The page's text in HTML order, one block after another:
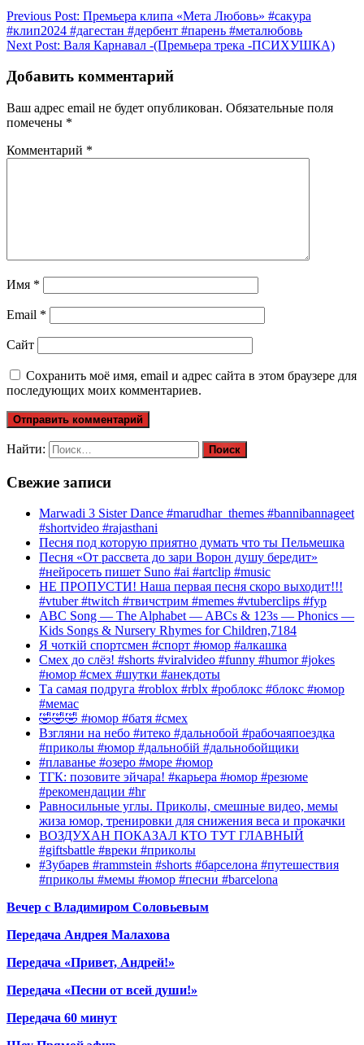
Previous Post: Премьера клипа «Мета Любовь» #сакура
#клип2024 #дагестан #дербент #парень #металюбовь
Next Post: Валя Карнавал -(Премьера трека -ПСИХУШКА)
Добавить комментарий
Ваш адрес email не будет опубликован. Обязательные поля
помечены *
Комментарий *
Имя *
Email *
Сайт
Сохранить моё имя, email и адрес сайта в этом браузере для
последующих моих комментариев.
Найти:
Свежие записи
Marwadi 3 Sister Dance #marudhar_themes #bannibannageet
#shortvideo #rajasthani
Песня под которую приятно думать что ты Пельмешка
Песня «От рассвета до зари Ворон душу бередит»
#нейросеть пишет Suno #ai #artclip #music
НЕ ПРОПУСТИ! Наша первая песня скоро выходит!!!
#vtuber #twitch #твичстрим #memes #vtuberclips #fyp
ABC Song — The Alphabet — ABCs & 123s — Phonics —
Kids Songs & Nursery Rhymes for Children,7184
Я чоткій спортсмен #спорт #юмор #алкашка
Смех до слёз! #shorts #viralvideo #funny #humor #jokes
#юмор #смех #шутки #анекдоты
Та самая подруга #roblox #rblx #роблокс #блокс #юмор
#мемас
🤣🤣🤣 #юмор #батя #смех
Взгляни на небо #итеко #дальнобой #рабочаяпоездка
#приколы #юмор #дальнобій #дальнобойщики
#плаванье #озеро #море #юмор
ТГК: позовите эйчара! #карьера #юмор #резюме
#рекомендации #hr
Равносильные углы. Приколы, смешные видео, мемы
жиза юмор, тренировки для снижения веса и прокачки
ВОЗДУХАН ПОКАЗАЛ КТО ТУТ ГЛАВНЫЙ
#giftsbattle #вреки #приколы
#Зубарев #rammstein #shorts #барселона #путешествия
#приколы #мемы #юмор #песни #barcelona
Вечер с Владимиром Соловьевым
Передача Андрея Малахова
Передача «Привет, Андрей!»
Передача «Песни от всей души!»
Передача 60 минут